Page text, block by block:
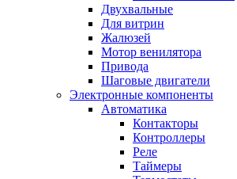
Двухвальные
Для витрин
Жалюзей
Мотор венилятора
Привода
Шаговые двигатели
Электронные компоненты
Автоматика
Контакторы
Контроллеры
Реле
Таймеры